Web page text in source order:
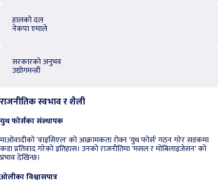
हालको दल
नेकपा एमाले
सरकारको अनुभव
उद्योगमन्त्री
राजनीतिक स्वभाव र शैली
युथ फोर्सका संस्थापक
माओवादीको 'वाइसिएल' को आक्रामकता रोक्न 'युथ फोर्स' गठन गरेर सडकमा
कडा प्रतिवाद गरेको इतिहास। उनको राजनीतिमा 'मसल र मोबिलाइजेसन' को
प्रभाव देखिन्छ।
ओलीका विश्वासपात्र